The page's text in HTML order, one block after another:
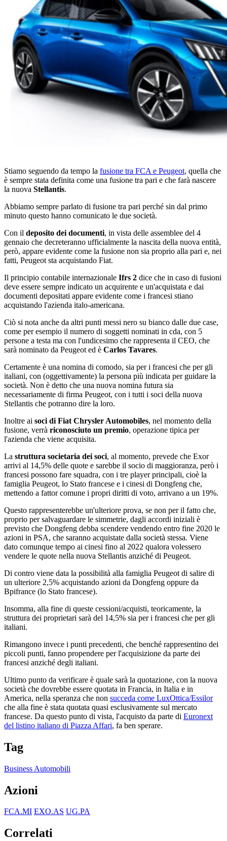
Stiamo seguendo da tempo la fusione tra FCA e Peugeot, quella che
è sempre stata definita come una fusione tra pari e che farà nascere
la nuova Stellantis.
Abbiamo sempre parlato di fusione tra pari perché sin dal primo
minuto questo hanno comunicato le due società.
Con il deposito dei documenti, in vista delle assemblee del 4
gennaio che decreteranno ufficialmente la nascita della nuova entità,
però, appare evidente come la fusione non sia proprio alla pari e, nei
fatti, Peugeot sta acquistando Fiat.
Il principio contabile internazionale Ifrs 2 dice che in caso di fusioni
deve essere sempre indicato un acquirente e un'acquistata e dai
documenti depositati appare evidente come i francesi stiano
acquistando l'azienda italo-americana.
Ciò si nota anche da altri punti messi nero su bianco dalle due case,
come per esempio il numero di soggetti nominati in cda, con 5
persone a testa ma con l'undicesimo che rappresenta il CEO, che
sarà nominato da Peugeot ed è Carlos Tavares.
Certamente è una nomina di comodo, sia per i francesi che per gli
italiani, con (oggettivamente) la persona più indicata per guidare la
società. Non è detto che una nuova nomina futura sia
necessariamente di firma Peugeot, con i tutti i soci della nuova
Stellantis che potranno dire la loro.
Inoltre ai soci di Fiat Chrysler Automobiles, nel momento della
fusione, verrà riconosciuto un premio, operazione tipica per
l'azienda che viene acquisita.
La struttura societaria dei soci, al momento, prevede che Exor
arrivi al 14,5% delle quote e sarebbe il socio di maggioranza, però i
francesi possono fare squadra, con i tre player principali, cioè la
famiglia Peugeot, lo Stato francese e i cinesi di Dongfeng che,
mettendo a fattor comune i propri diritti di voto, arrivano a un 19%.
Questo rappresenterebbe un'ulteriore prova, se non per il fatto che,
proprio per salvaguardare le simmetrie, dagli accordi iniziali è
previsto che Dongfeng debba scendere vendendo entro fine 2020 le
azioni in PSA, che saranno acquistate dalla società stessa. Viene
dato comunque tempo ai cinesi fino al 2022 qualora volessero
vendere le quote nella nuova Stellantis anziché di Peugeot.
Di contro viene data la possibilità alla famiglia Peugeot di salire di
un ulteriore 2,5% acquistando azioni da Dongfeng oppure da
Bpifrance (lo Stato francese).
Insomma, alla fine di queste cessioni/acquisti, teoricamente, la
struttura dei proprietari sarà del 14,5% sia per i francesi che per gli
italiani.
Rimangono invece i punti precedenti, che benché rappresentino dei
piccoli punti, fanno propendere per l'acquisizione da parte dei
francesi anziché degli italiani.
Ultimo punto da verificare è quale sarà la quotazione, con la nuova
società che dovrebbe essere quotata in Francia, in Italia e in
America, nella speranza che non succeda come LuxOttica/Essilor
che alla fine è stata quotata quasi esclusivamente sul mercato
francese. Da questo punto di vista, l'acquisto da parte di Euronext
del listino italiano di Piazza Affari, fa ben sperare.
Tag
Business Automobili
Azioni
FCA.MI EXO.AS UG.PA
Correlati